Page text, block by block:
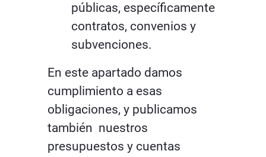
públicas, específicamente
contratos, convenios y
subvenciones.
En este apartado damos
cumplimiento a esas
obligaciones, y publicamos
también nuestros
presupuestos y cuentas